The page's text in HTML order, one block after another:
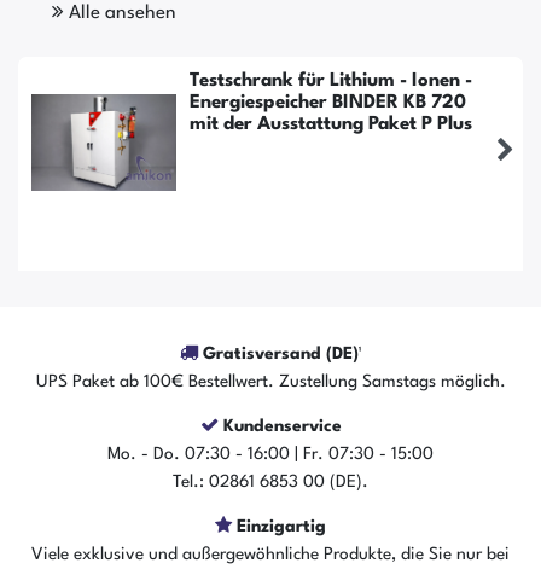
Alle ansehen
Testschrank für Lithium - Ionen -
Energiespeicher BINDER KB 720
mit der Ausstattung Paket P Plus
Gratisversand (DE)¹
UPS Paket ab 100€ Bestellwert. Zustellung Samstags möglich.
Kundenservice
Mo. - Do. 07:30 - 16:00 | Fr. 07:30 - 15:00
Tel.: 02861 6853 00 (DE).
Einzigartig
Viele exklusive und außergewöhnliche Produkte, die Sie nur bei